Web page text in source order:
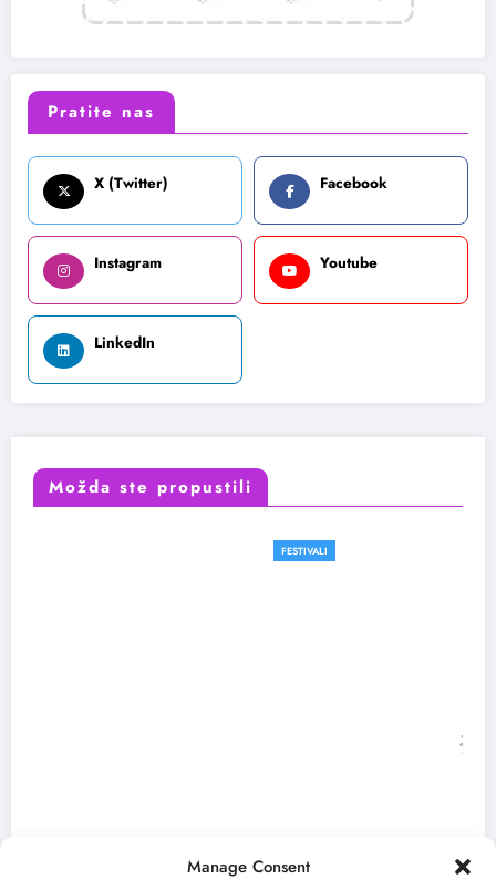
Manage Consent
Pratite nas
X (Twitter) Facebook
Instagram Youtube
LinkedIn
Možda ste propustili